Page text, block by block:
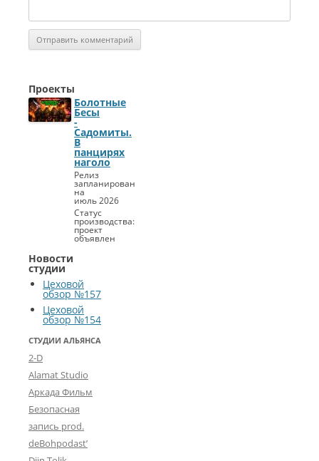
Проекты
Болотные
Бесы
-
Садомиты.
В
панцирях
наголо
Релиз
запланирован
на
июль 2026
Статус
производства:
проект
объявлен
Новости
студии
Цеховой
обзор №157
Цеховой
обзор №154
СТУДИИ АЛЬЯНСА
2-D
Alamat Studio
Аркада Фильм
Безопасная
запись prod.
deBohpodast’